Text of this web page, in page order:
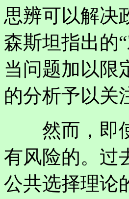
思辨可以解决
森斯坦指出的
当问题加以限
的分析予以关
然而，即使
有风险的。过
公共选择理论